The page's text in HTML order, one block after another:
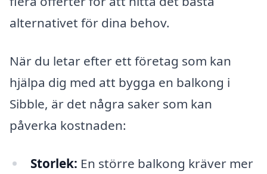
alternativet för dina behov.
När du letar efter ett företag som kan
hjälpa dig med att bygga en balkong i
Sibble, är det några saker som kan
påverka kostnaden:
Storlek: En större balkong kräver mer